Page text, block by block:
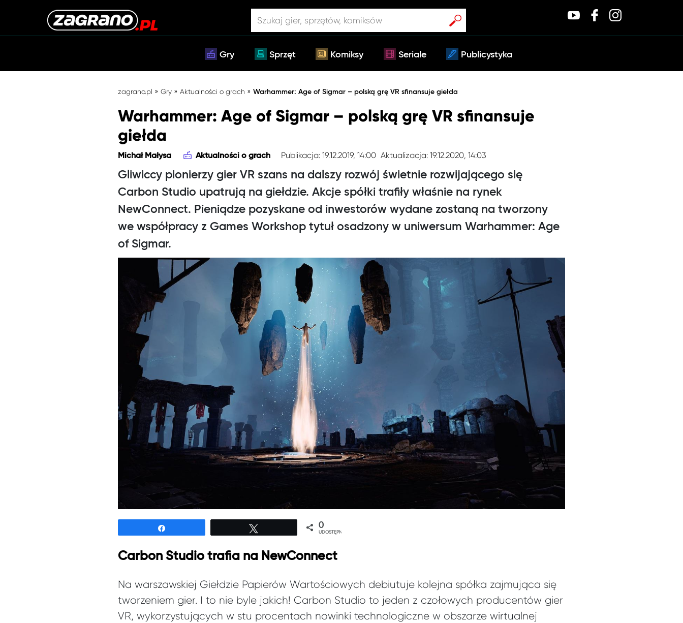
Gry Sprzęt Komiksy Seriale Publicystyka
zagrano.pl » Gry » Aktualności o grach » Warhammer: Age of Sigmar – polską grę VR sfinansuje giełda
Warhammer: Age of Sigmar – polską grę VR sfinansuje
giełda
Michał Małysa Aktualności o grach Publikacja: 19.12.2019, 14:00 Aktualizacja: 19.12.2020, 14:03
Gliwiccy pionierzy gier VR szans na dalszy rozwój świetnie rozwijającego się
Carbon Studio upatrują na giełdzie. Akcje spółki trafiły właśnie na rynek
NewConnect. Pieniądze pozyskane od inwestorów wydane zostaną na tworzony
we współpracy z Games Workshop tytuł osadzony w uniwersum Warhammer: Age
of Sigmar.
0
UDOSTĘPNIEŃ
Carbon Studio trafia na NewConnect
Na warszawskiej Giełdzie Papierów Wartościowych debiutuje kolejna spółka zajmująca się
tworzeniem gier. I to nie byle jakich! Carbon Studio to jeden z czołowych producentów gier
VR, wykorzystujących w stu procentach nowinki technologiczne w obszarze wirtualnej